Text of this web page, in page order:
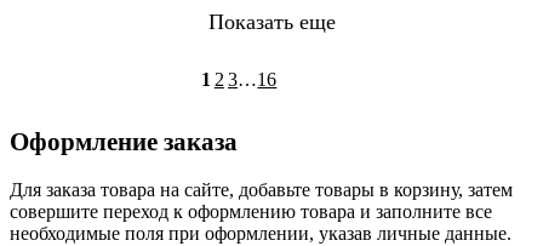
Показать еще
1 2 3…16
Оформление заказа
Для заказа товара на сайте, добавьте товары в корзину, затем
совершите переход к оформлению товара и заполните все
необходимые поля при оформлении, указав личные данные.